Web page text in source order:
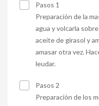
Pasos 1
Preparación de la
agua y volcarla
aceite de girasol y
amasar otra vez.
leudar.
Pasos 2
Preparación de los